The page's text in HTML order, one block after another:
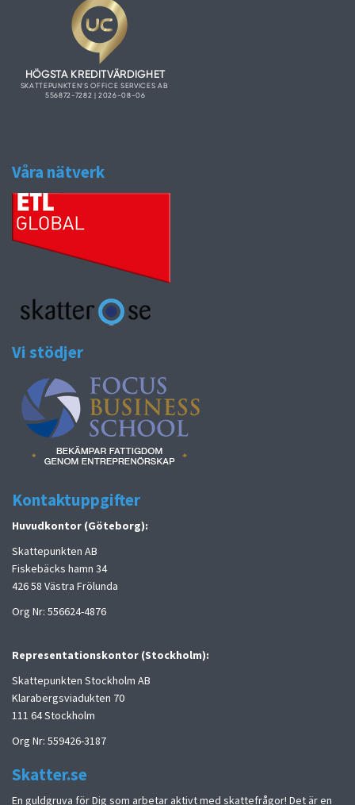
Våra nätverk
Vi stödjer
Kontaktuppgifter
Huvudkontor (Göteborg):
Skattepunkten AB
Fiskebäcks hamn 34
426 58 Västra Frölunda
Org Nr: 556624-4876
Representationskontor (Stockholm):
Skattepunkten Stockholm AB
Klarabergsviadukten 70
111 64 Stockholm
Org Nr: 559426-3187
Skatter.se
En guldgruva för Dig som arbetar aktivt med skattefrågor! Det är en